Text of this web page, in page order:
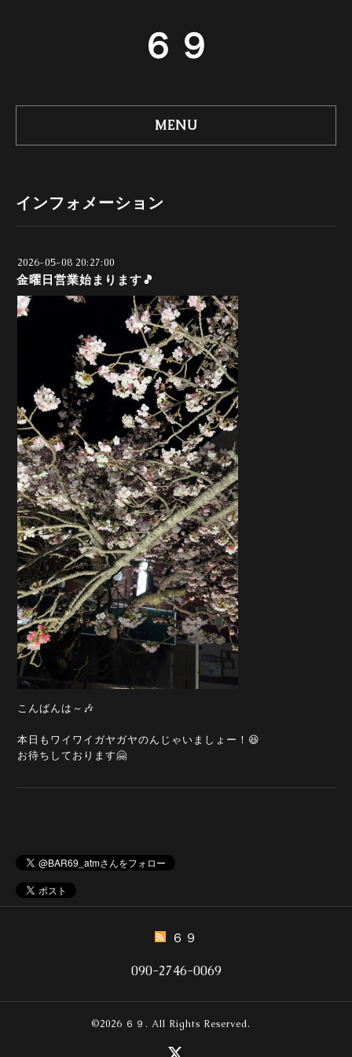
６９
MENU
インフォメーション
2026-05-08 20:27:00
金曜日営業始まります🎵
こんばんは～🎶
本日もワイワイガヤガヤのんじゃいましょー！😆
お待ちしております🤗
６９
090-2746-0069
©2026 ６９ . All Rights Reserved.